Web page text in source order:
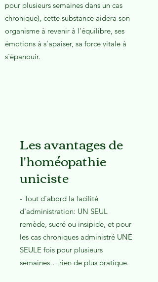
pour plusieurs semaines dans un cas
chronique), cette substance aidera son
organisme à revenir à l'équilibre, ses
émotions à s'apaiser, sa force vitale à
s'épanouir.
Les avantages de
l'homéopathie
uniciste
- Tout d'abord la facilité
d'administration: UN SEUL
remède, sucré ou insipide, et pour
les cas chroniques administré UNE
SEULE fois pour plusieurs
semaines… rien de plus pratique.